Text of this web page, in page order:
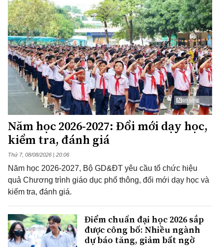
Năm học 2026-2027: Đổi mới dạy học,
kiểm tra, đánh giá
Thứ 7, 08/08/2026 | 20:06
Năm học 2026-2027, Bộ GD&ĐT yêu cầu tổ chức hiệu
quả Chương trình giáo dục phổ thông, đổi mới dạy học và
kiểm tra, đánh giá.
Điểm chuẩn đại học 2026 sắp
được công bố: Nhiều ngành
dự báo tăng, giảm bất ngờ